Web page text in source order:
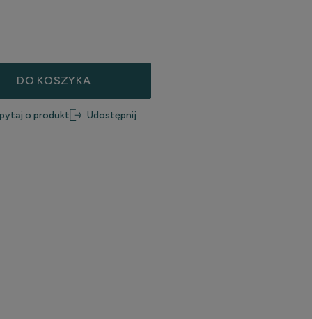
DO KOSZYKA
o produkt Udostępnij